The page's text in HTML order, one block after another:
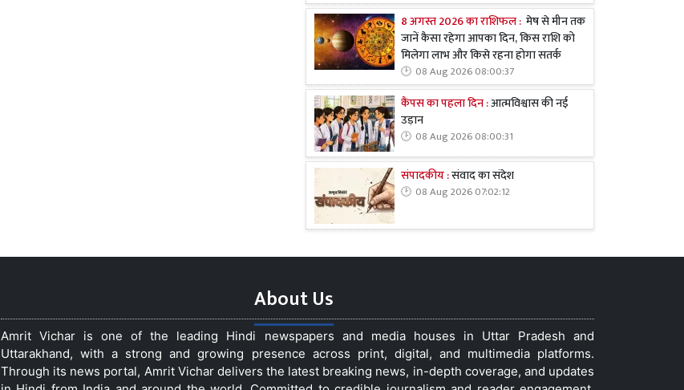
8 अगस्त 2026 का राशिफल : मेष से मीन तक
जानें कैसा रहेगा आपका दिन, किस राशि को
मिलेगा लाभ और किसे रहना होगा सतर्क
08 Aug 2026 08:00:37
कैंपस का पहला दिन :आत्मविश्वास की नई
उड़ान
08 Aug 2026 08:00:31
संपादकीय :संवाद का संदेश
08 Aug 2026 07:02:12
About Us
Amrit Vichar is one of the leading Hindi newspapers and media houses in Uttar Pradesh and
Uttarakhand, with a strong and growing presence across print, digital, and multimedia platforms.
Through its news portal, Amrit Vichar delivers the latest breaking news, in-depth coverage, and updates